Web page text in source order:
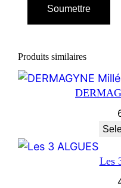
Produits similaires
Les